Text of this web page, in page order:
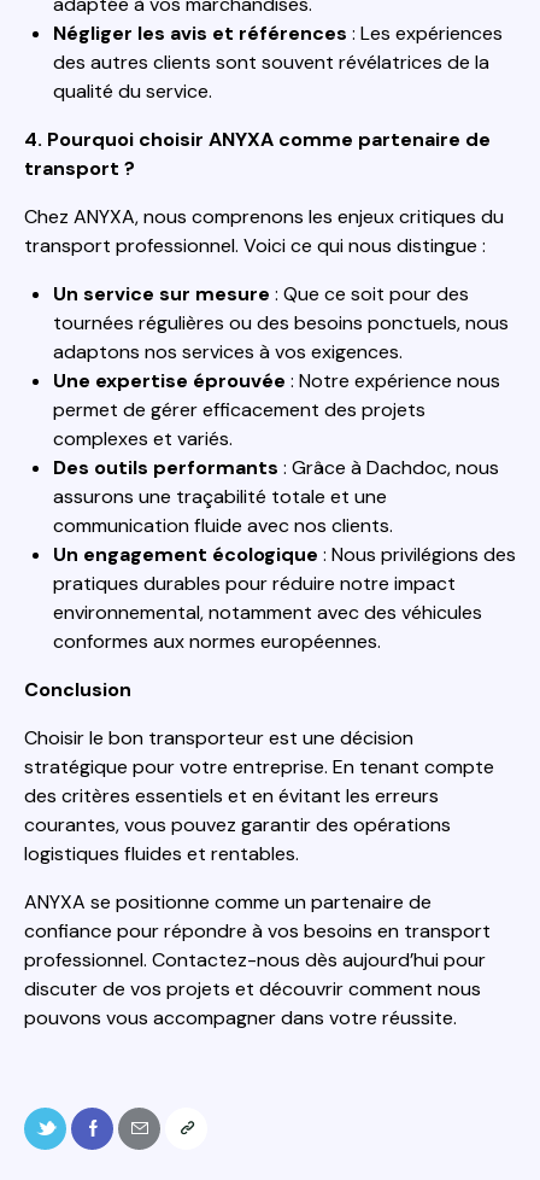
Négliger les avis et références : Les expériences
des autres clients sont souvent révélatrices de la
qualité du service.
4. Pourquoi choisir ANYXA comme partenaire de
transport ?
Chez ANYXA, nous comprenons les enjeux critiques du
transport professionnel. Voici ce qui nous distingue :
Un service sur mesure : Que ce soit pour des
tournées régulières ou des besoins ponctuels, nous
adaptons nos services à vos exigences.
Une expertise éprouvée : Notre expérience nous
permet de gérer efficacement des projets
complexes et variés.
Des outils performants : Grâce à Dachdoc, nous
assurons une traçabilité totale et une
communication fluide avec nos clients.
Un engagement écologique : Nous privilégions des
pratiques durables pour réduire notre impact
environnemental, notamment avec des véhicules
conformes aux normes européennes.
Conclusion
Choisir le bon transporteur est une décision
stratégique pour votre entreprise. En tenant compte
des critères essentiels et en évitant les erreurs
courantes, vous pouvez garantir des opérations
logistiques fluides et rentables.
ANYXA se positionne comme un partenaire de
confiance pour répondre à vos besoins en transport
professionnel. Contactez-nous dès aujourd’hui pour
discuter de vos projets et découvrir comment nous
pouvons vous accompagner dans votre réussite.